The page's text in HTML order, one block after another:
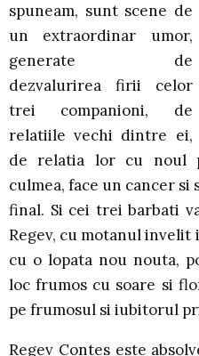
spuneam, sunt scene de
un extraordinar umor,
generate de
dezvalurirea firii celor
trei companioni, de
relatiile vechi dintre ei,
de relatia lor cu noul
culmea, face un cancer
final. Si cei trei barbati
Regev, cu motanul
cu o lopata nou nouta,
loc frumos cu soare si
pe frumosul si iubitorul
Regev Contes este